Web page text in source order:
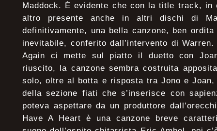
Maddock. È evidente che con la title track, in
altro presente anche in altri dischi di
definitivamente, una bella canzone, ben
inevitabile, conferito dall’intervento di
Again ci mette sul piatto il duetto con
riuscito, la canzone sembra costruita
solo, oltre al botta e risposta tra Jono e
della sezione fiati che s’inserisce con
poteva aspettare da un produttore
Have A Heart è una canzone breve